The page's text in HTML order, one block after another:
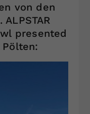
von den
presented